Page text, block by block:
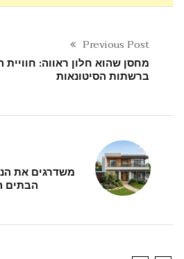
Previous Post
מחסן שהוא חלון ראווה: חוויית
ברשתות הסיטונאות
משדרגים את
הבתים